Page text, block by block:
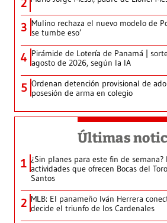
2
3 Mulino rechaza el nuevo modelo de
se tumbe eso’
4 Pirámide de Lotería de Panamá |
agosto de 2026, según la IA
5 Ordenan detención provisional de
posesión de arma en colegio
Últimas
1 ¿Sin planes para este fin de semana?
actividades que ofrecen Bocas del
Santos
2 MLB: El panameño Iván Herrera
decide el triunfo de los Cardenales